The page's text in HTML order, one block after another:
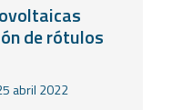
de rótulos
abril 2022